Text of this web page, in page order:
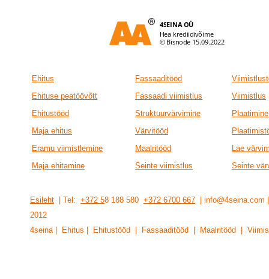
Ehitus Fassaaditööd
Ehituse peatöövõtt
Fassaadi viimistlus
Viimistlus
Ehitustööd
Struktuurvärvimine
Plaatimine
Maja ehitus
Värvitööd
Eramu viimistlemine
Maalritööd
Lae
Maja ehitamine
Seinte viimistlus Seinte
Esileht | Tel: +372 58 188 580 +372 6700 667 |
201 2
4seina | Ehitus | Ehitustööd | Fassaaditööd | Maalritööd |